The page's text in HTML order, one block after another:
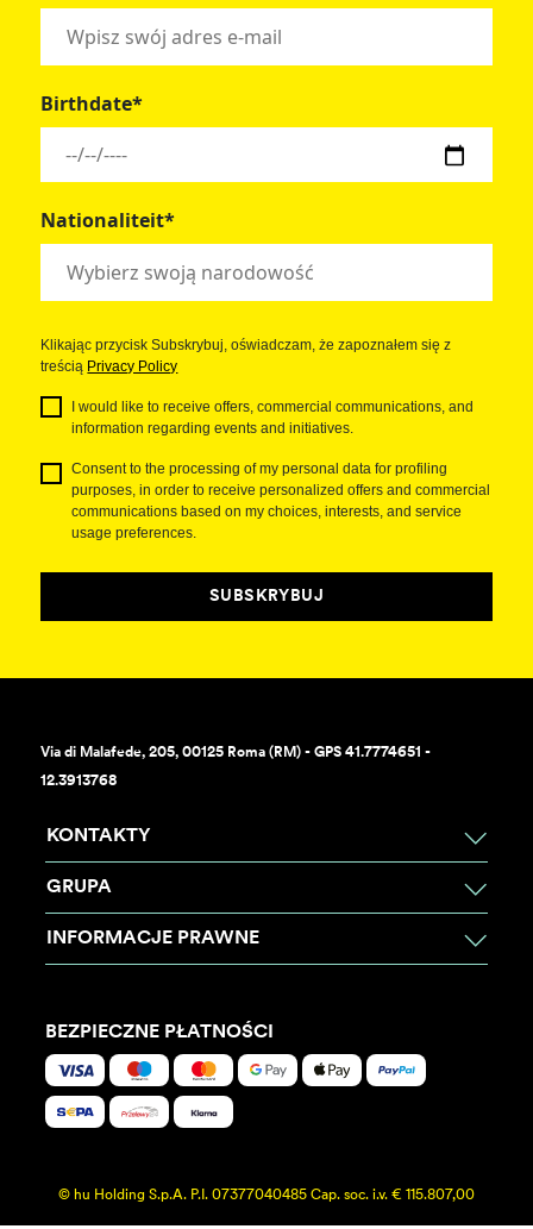
Birthdate*
Nationaliteit*
Klikając przycisk Subskrybuj, oświadczam, że zapoznałem się z
treścią Privacy Policy
I would like to receive offers, commercial communications, and
information regarding events and initiatives.
Consent to the processing of my personal data for profiling
purposes, in order to receive personalized offers and commercial
communications based on my choices, interests, and service
usage preferences.
SUBSKRYBUJ
Via di Malafede, 205, 00125 Roma (RM) - GPS 41.7774651 -
12.3913768
KONTAKTY
GRUPA
INFORMACJE PRAWNE
BEZPIECZNE PŁATNOŚCI
© hu Holding S.p.A. P.I. 07377040485 Cap. soc. i.v. € 115.807,00